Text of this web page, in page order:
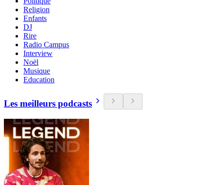
Religion
Enfants
DJ
Rire
Radio Campus
Interview
Noël
Musique
Education
Les meilleurs podcasts